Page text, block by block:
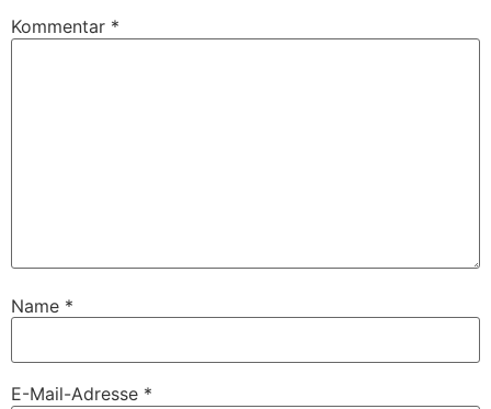
Kommentar *
Name *
E-Mail-Adresse *